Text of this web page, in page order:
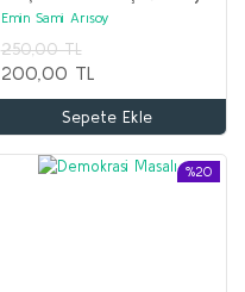
Emin Sami Arısoy
250,00 TL
200,00 TL
Sepete Ekle
%20